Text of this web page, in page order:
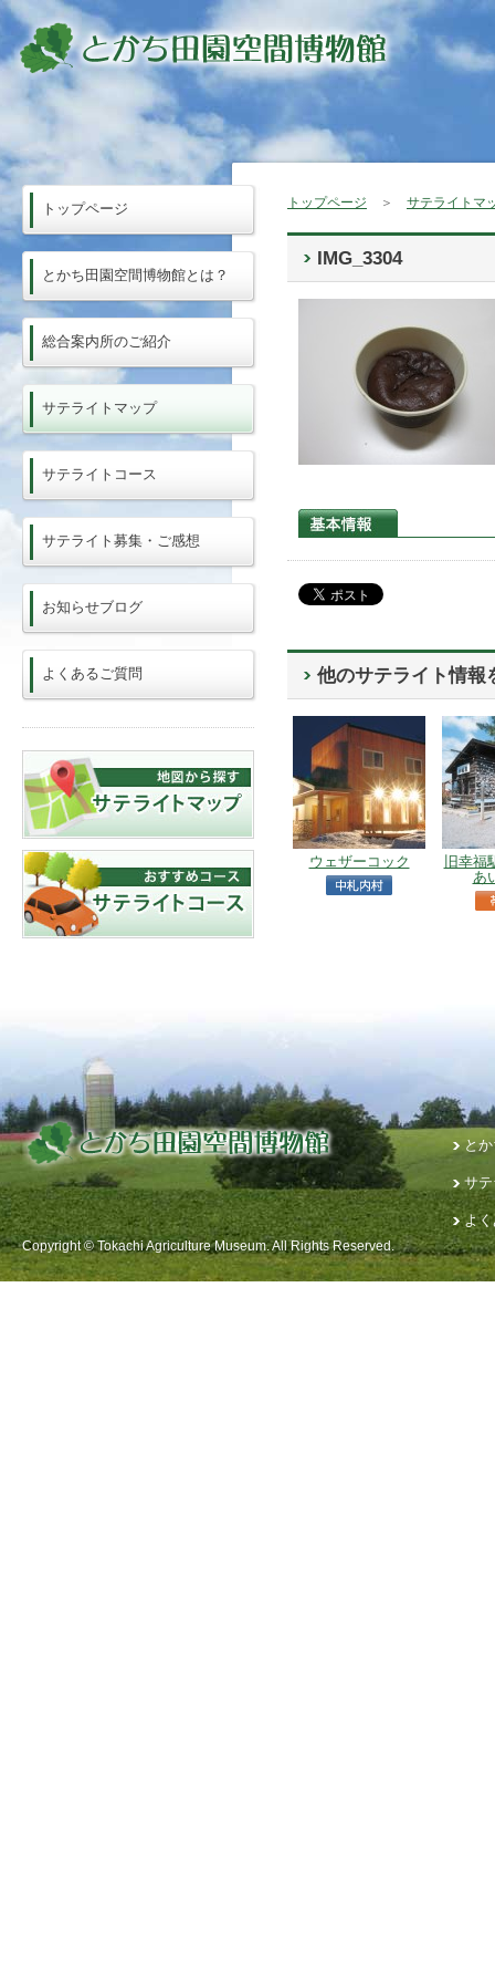
トップページ ＞ サテライトマ
IMG_3304
他のサテライト情報
ウェザーコック
旧幸福
あ
トップページ
とかち田園空間博物館とは？
総合案内所のご紹介
サテライトマップ
サテライトコース
サテライト募集・ご感想
お知らせブログ
よくあるご質問
と
サ
よ
Copyright © Tokachi Agriculture Museum. All Rights Reserved.